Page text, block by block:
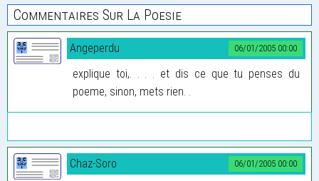
Commentaires Sur La Poesie
06/01/2005 00:00
Angeperdu
explique toi,. . . . et dis ce que tu penses du
poeme, sinon, mets rien. .
06/01/2005 00:00
Chaz-Soro